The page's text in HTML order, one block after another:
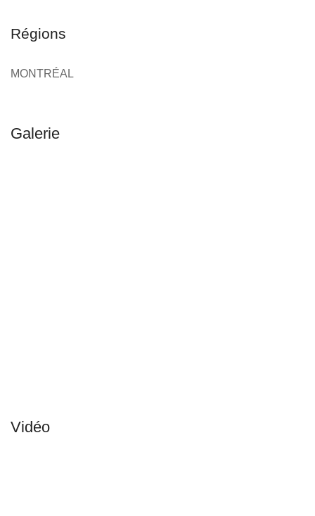
Régions
MONTRÉAL